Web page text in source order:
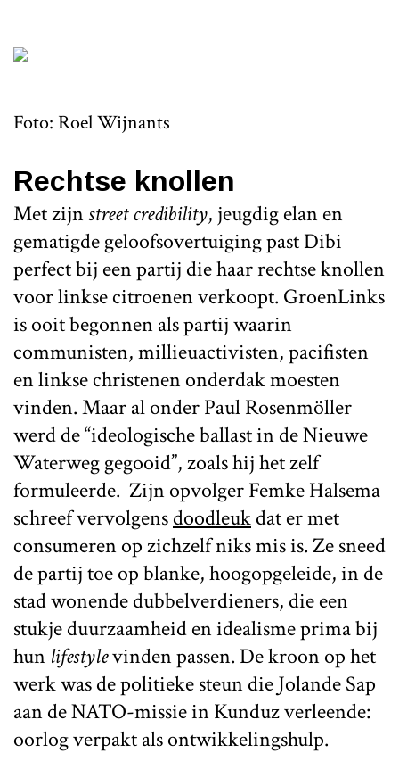
Foto: Roel Wijnants
Rechtse knollen
Met zijnstreet credibility, jeugdig elan en
gematigde geloofsovertuiging past Dibi
perfect bij een partij die haar rechtse knollen
voor linkse citroenen verkoopt. GroenLinks
is ooit begonnen als partij waarin
communisten, millieuactivisten, pacifisten
en linkse christenen onderdak moesten
vinden. Maar al onder Paul Rosenmöller
werd de “ideologische ballast in de Nieuwe
Waterweg gegooid”, zoals hij het zelf
formuleerde. Zijn opvolger Femke Halsema
schreef vervolgensdoodleukdat er met
consumeren op zichzelf niks mis is. Ze sneed
de partij toe op blanke, hoogopgeleide, in de
stad wonende dubbelverdieners, die een
stukje duurzaamheid en idealisme prima bij
hun lifestylevinden passen. De kroon op het
werk was de politieke steun die Jolande Sap
aan de NATO-missie in Kunduz verleende:
oorlog verpakt als ontwikkelingshulp.